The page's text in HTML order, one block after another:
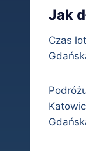
Jak
Czas